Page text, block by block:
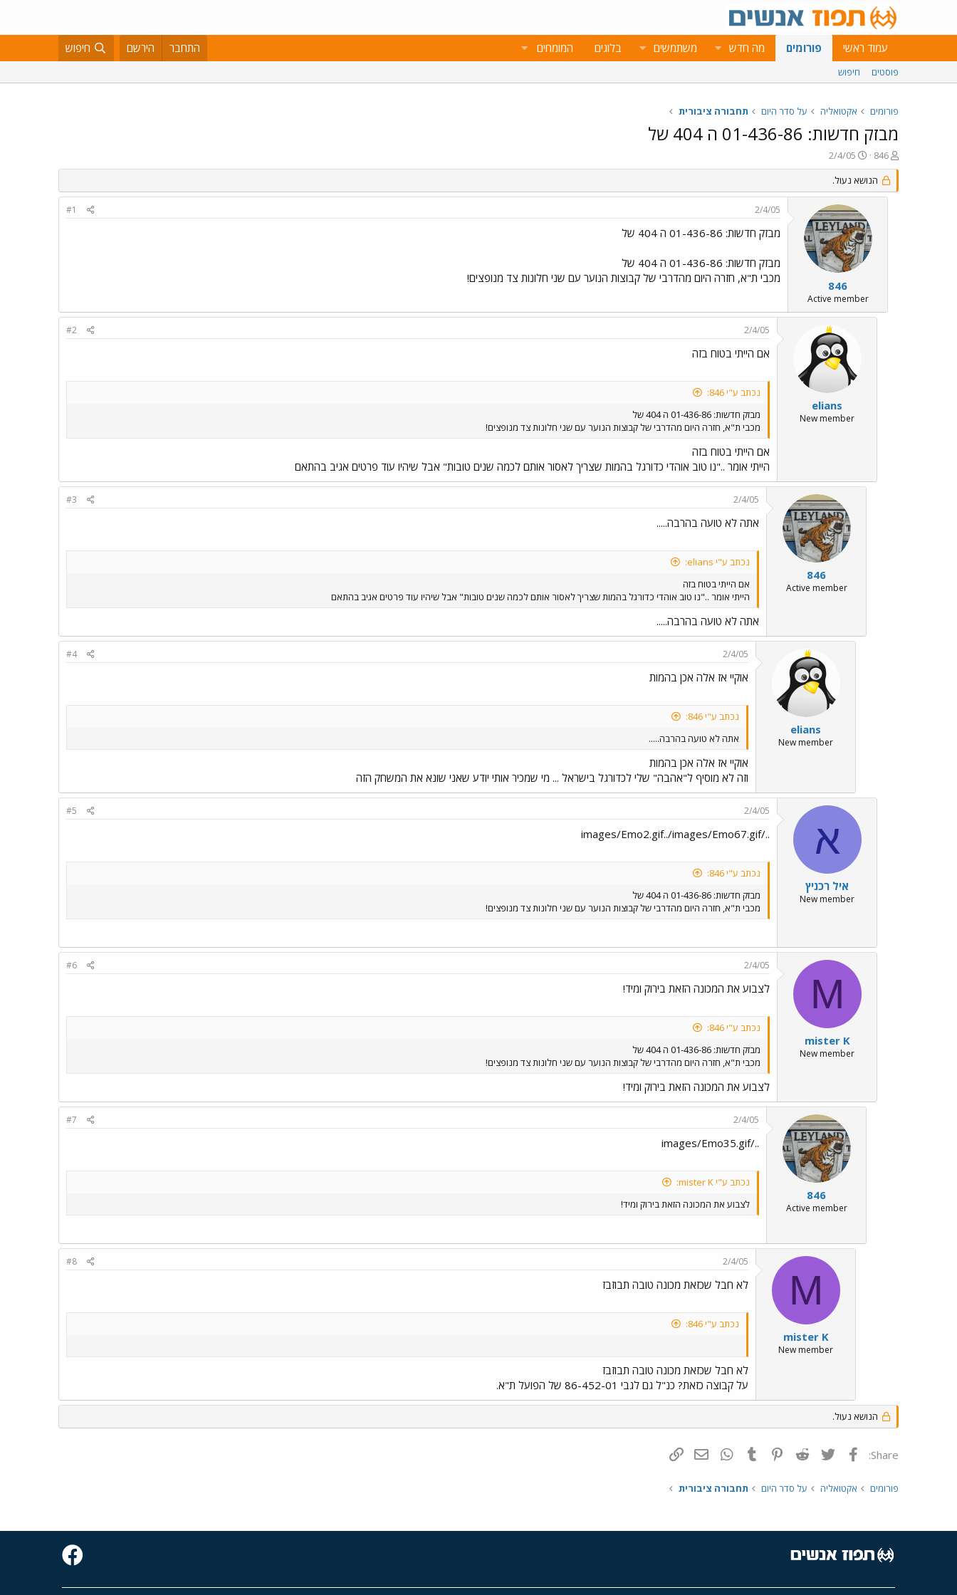
עמוד ראשי פורומים מה חדש משתמשים בלוגים המומחים התחבר הירשם חיפוש
פוסטים חיפוש
פורומים אקטואליה על סדר היום תחבורה ציבורית
מבזק חדשות: 01-436-86 ה 404 של
פ
ו
ת
ח
846
פ
ו
ר
ס
ם
ב
ת
א
ר
י
2/4/05
הנושא נעול.
846
Active member
2/4/05
#1
מבזק חדשות: 01-436-86 ה 404 של
מבזק חדשות: 01-436-86 ה 404 של
מכבי ת"א, חזרה היום מהדרבי של קבוצות הנוער עם שני חלונות צד מנופצים!
elians
New member
2/4/05
#2
אם הייתי בטוח בזה
נכתב ע"י 846:
מבזק חדשות: 01-436-86 ה 404 של
מכבי ת"א, חזרה היום מהדרבי של קבוצות הנוער עם שני חלונות צד מנופצים!
אם הייתי בטוח בזה
הייתי אומר .."נו טוב אוהדי כדורגל בהמות שצריך לאסור אותם לכמה שנים טובות" אבל שיהיו עוד פרטים אגיב בהתאם
846
Active member
2/4/05
#3
אתה לא טועה בהרבה.....
נכתב ע"י elians:
אם הייתי בטוח בזה
הייתי אומר .."נו טוב אוהדי כדורגל בהמות שצריך לאסור אותם לכמה שנים טובות" אבל שיהיו עוד פרטים אגיב בהתאם
אתה לא טועה בהרבה.....
elians
New member
2/4/05
#4
אוקיי אז אלה אכן בהמות
נכתב ע"י 846:
אתה לא טועה בהרבה.....
אוקיי אז אלה אכן בהמות
וזה לא מוסיף ל"אהבה" שלי לכדורגל בישראל ... מי שמכיר אותי יודע שאני שונא את המשחק הזה
א
איל רכניץ
New member
2/4/05
#5
../images/Emo2.gif../images/Emo67.gif
נכתב ע"י 846:
מבזק חדשות: 01-436-86 ה 404 של
מכבי ת"א, חזרה היום מהדרבי של קבוצות הנוער עם שני חלונות צד מנופצים!
M
mister K
New member
2/4/05
#6
לצבוע את המכונה הזאת בירוק ומיד!
נכתב ע"י 846:
מבזק חדשות: 01-436-86 ה 404 של
מכבי ת"א, חזרה היום מהדרבי של קבוצות הנוער עם שני חלונות צד מנופצים!
לצבוע את המכונה הזאת בירוק ומיד!
846
Active member
2/4/05
#7
../images/Emo35.gif
נכתב ע"י mister K:
לצבוע את המכונה הזאת בירוק ומיד!
M
mister K
New member
2/4/05
#8
לא חבל שכזאת מכונה טובה תבוזבז
נכתב ע"י 846:
לא חבל שכזאת מכונה טובה תבוזבז
על קבוצה כזאת? כנ"ל גם לגבי 86-452-01 של הפועל ת"א.
הנושא נעול.
Share: פייסבוק Twitter
Reddit
Pinterest
Tumblr
WhatsAppדואר אלקטרוני
פורומים אקטואליה על סדר היום תחבורה ציבורית